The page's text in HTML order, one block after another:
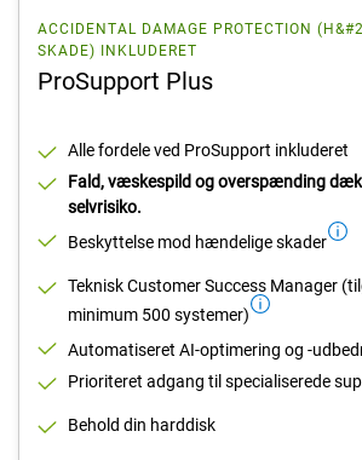
ACCIDENTAL DAMAGE PROTECTION
SKADE) INKLUDERET
ProSupport Plus
Alle fordele ved ProSupport inkluderet
Fald, væskespild og overspænding
selvrisiko.
Beskyttelse mod hændelige skader
Teknisk Customer Success Manager
minimum 500 systemer)
Automatiseret AI-optimering og -
Prioriteret adgang til specialiserede
Behold din harddisk